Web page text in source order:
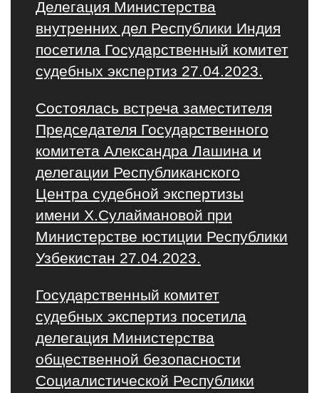
Делегация Министерства
внутренних дел Республики Индия
посетила Государственный комитет
судебных экспертиз 27.04.2023.
Состоялась встреча заместителя
Председателя Государственного
комитета Александра Лашина и
делегации Республиканского
Центра судебной экспертизы
имени Х.Сулаймановой при
Министерстве юстиции Республики
Узбекистан 27.04.2023.
Государственный комитет
судебных экспертиз посетила
делегация Министерства
общественной безопасности
Социалистической Республики